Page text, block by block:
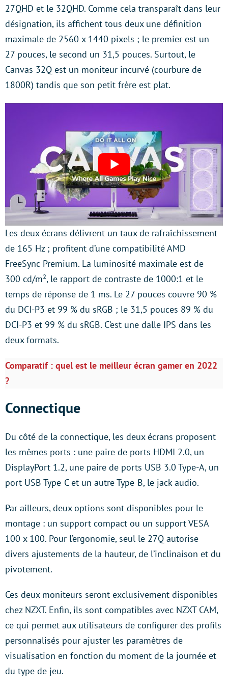
27QHD et le 32QHD. Comme cela transparaît dans leur
désignation, ils affichent tous deux une définition
maximale de 2560 x 1440 pixels ; le premier est un
27 pouces, le second un 31,5 pouces. Surtout, le
Canvas 32Q est un moniteur incurvé (courbure de
1800R) tandis que son petit frère est plat.
Les deux écrans délivrent un taux de rafraîchissement
de 165 Hz ; profitent d’une compatibilité AMD
FreeSync Premium. La luminosité maximale est de
300 cd/m², le rapport de contraste de 1000:1 et le
temps de réponse de 1 ms. Le 27 pouces couvre 90 %
du DCI-P3 et 99 % du sRGB ; le 31,5 pouces 89 % du
DCI-P3 et 99 % du sRGB. C’est une dalle IPS dans les
deux formats.
Comparatif : quel est le meilleur écran gamer en 2022
?
Connectique
Du côté de la connectique, les deux écrans proposent
les mêmes ports : une paire de ports HDMI 2.0, un
DisplayPort 1.2, une paire de ports USB 3.0 Type-A, un
port USB Type-C et un autre Type-B, le jack audio.
Par ailleurs, deux options sont disponibles pour le
montage : un support compact ou un support VESA
100 x 100. Pour l’ergonomie, seul le 27Q autorise
divers ajustements de la hauteur, de l’inclinaison et du
pivotement.
Ces deux moniteurs seront exclusivement disponibles
chez NZXT. Enfin, ils sont compatibles avec NZXT CAM,
ce qui permet aux utilisateurs de configurer des profils
personnalisés pour ajuster les paramètres de
visualisation en fonction du moment de la journée et
du type de jeu.